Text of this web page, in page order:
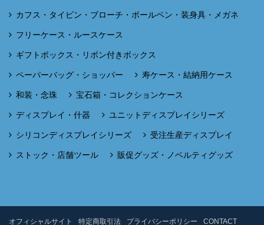
カフス・タイピン・ブローチ・ボールペン・装身具・メガネ
フリーケース・ルースケース
ギフトボックス・リボン付きボックス
ペーパーバッグ・ショッパー 寿ケース・結納用ケース
和装・念珠 宝石箱・コレクションケース
ディスプレイ・什器 ユニットディスプレイシリーズ
シリコンディスプレイシリーズ 受注生産ディスプレイ
ストック・店舗ツール 販促グッズ・ノベルティグッズ
オフィシャルサイト 特定商取引法 プライバシーポリシー CONTACT